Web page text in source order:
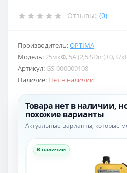
Отзывы: (0)
Производитель:OPTIMA
Модель: 25мкФ, 5А (2,5
Артикул: GS-000009108
Наличие: Нет в наличии
Товара нет в наличии,
похожие варианты
Актуальные варианты, которые
В наличии